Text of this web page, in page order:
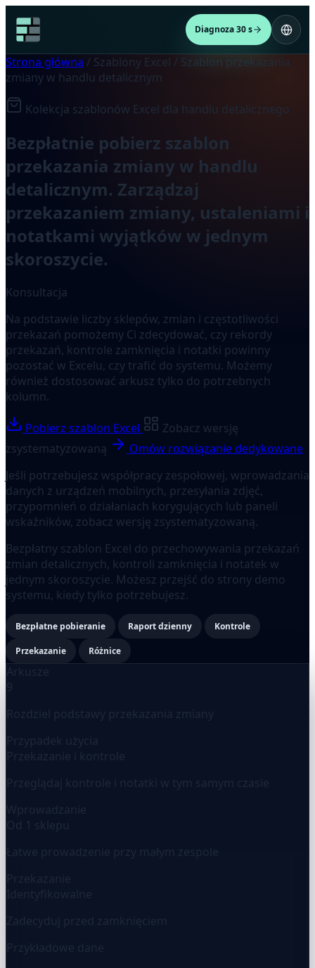
Diagnoza 30 s
Strona główna / Szablony Excel / Szablon przekazania
zmiany w handlu detalicznym
Kolekcja szablonów Excel dla handlu detalicznego
Bezpłatnie pobierz szablon
przekazania zmiany w handlu
detalicznym. Zarządzaj
przekazaniem zmiany, ustaleniami i
notatkami wyjątków w jednym
skoroszycie.
Konsultacja
Na podstawie liczby sklepów, zmian i częstotliwości
przekazań pomożemy Ci zdecydować, czy rekordy
przekazań, kontrole zamknięcia i notatki powinny
pozostać w Excelu, czy trafić do systemu. Możemy
również dostosować arkusz tylko do potrzebnych
kolumn.
Pobierz szablon Excel
Zobacz wersję
zsystematyzowaną
Omów rozwiązanie dedykowane
Jeśli potrzebujesz współpracy zespołowej, wprowadzania
danych z urządzeń mobilnych, przesyłania zdjęć,
przypomnień o działaniach korygujących lub paneli
wskaźników, zobacz wersję zsystematyzowaną.
Bezpłatny szablon Excel do przechowywania przekazań
zmian detalicznych, kontroli zamknięcia i notatek w
jednym skoroszycie. Możesz przejść do strony demo
systemu, kiedy tylko potrzebujesz.
Bezpłatne pobieranie Raport dzienny Kontrole
Przekazanie Różnice
Arkusze
9
Rozdziel podstawy przekazania zmiany
Przypadek użycia
Przekazanie i kontrole
Przeglądaj kontrole i notatki w tym samym czasie
Wprowadzanie
Od 1 sklepu
Łatwe prowadzenie przy małym zespole
Przekazanie
Identyfikowalne
Zadecyduj przed zamknięciem
Przykładowe dane